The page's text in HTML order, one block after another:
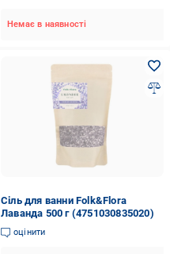
Немає в наявності
Сіль для ванни Folk&Flora
Лаванда 500 г (4751030835020)
оцінити